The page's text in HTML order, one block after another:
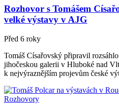
Rozhovor s Tomášem
velké výstavy v AJG
Před 6 roky
Tomáš Císařovský připravil
jihočeskou galerii v Hluboké nad
k nejvýraznějším projevům české
Rozhovory